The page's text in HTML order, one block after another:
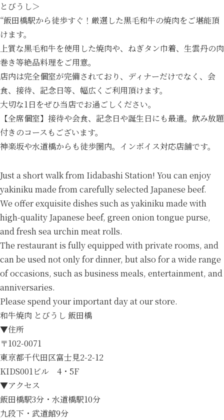
とびうし＞
“飯田橋駅から徒歩すぐ！厳選した黒毛和牛の焼肉をご堪能頂
けます。
上質な黒毛和牛を使用した焼肉や、ねぎタン巾着、生雲丹の肉
巻き等絶品料理をご用意。
店内は完全個室が完備されており、ディナーだけでなく、会
食、接待、記念日等、幅広くご利用頂けます。
大切な1日をぜひ当店でお過ごしください。
【全席個室】接待や会食、記念日や誕生日にも最適。飲み放題
付きのコースもございます。
神楽坂や水道橋からも徒歩圏内。インボイス対応店舗です。
Just a short walk from Iidabashi Station! You can enjoy
yakiniku made from carefully selected Japanese beef.
We offer exquisite dishes such as yakiniku made with
high-quality Japanese beef, green onion tongue purse,
and fresh sea urchin meat rolls.
The restaurant is fully equipped with private rooms, and
can be used not only for dinner, but also for a wide range
of occasions, such as business meals, entertainment, and
anniversaries.
Please spend your important day at our store.
和牛焼肉 とびうし 飯田橋
▼住所
〒102-0071
東京都千代田区富士見2-2-12
KIDS001ビル 4・5F
▼アクセス
飯田橋駅3分・水道橋駅10分
九段下・武道館9分